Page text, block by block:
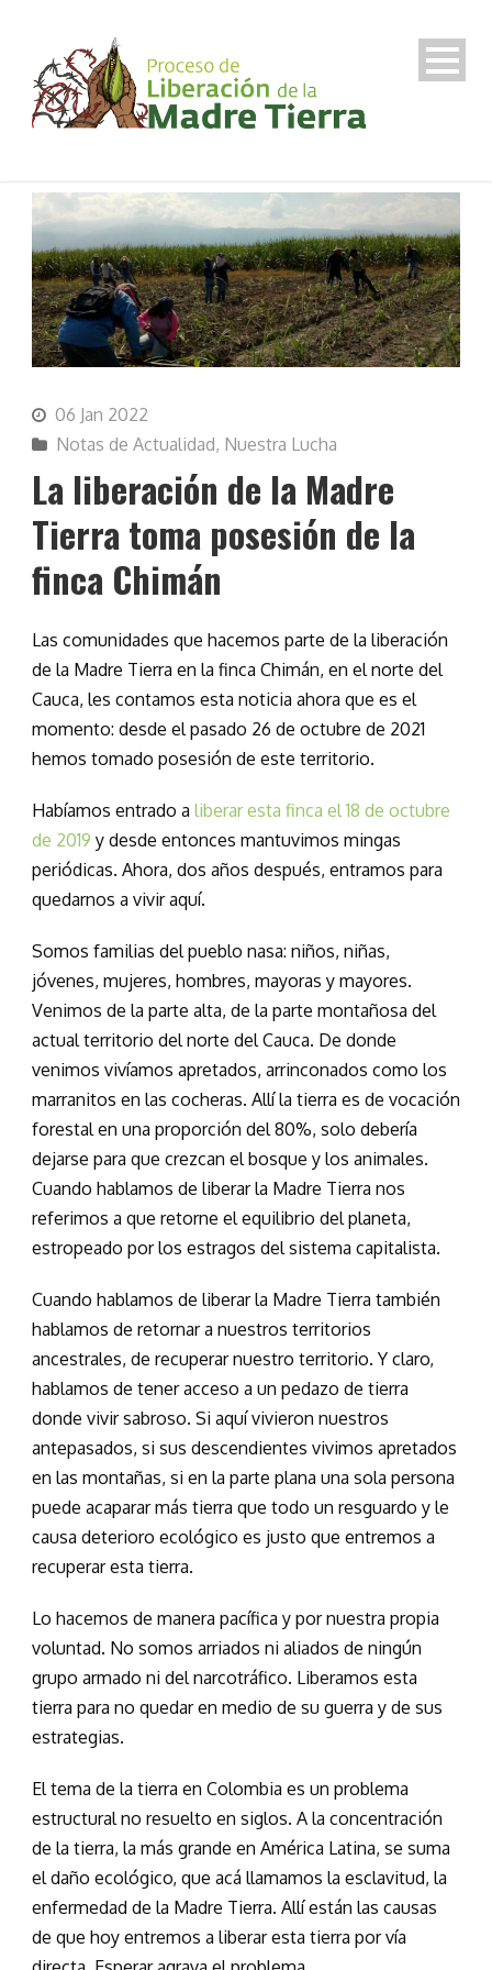
06 Jan 2022
Notas de Actualidad, Nuestra Lucha
La liberación de la Madre
Tierra toma posesión de la
finca Chimán
Las comunidades que hacemos parte de la liberación
de la Madre Tierra en la finca Chimán, en el norte del
Cauca, les contamos esta noticia ahora que es el
momento: desde el pasado 26 de octubre de 2021
hemos tomado posesión de este territorio.
Habíamos entrado a liberar esta finca el 18 de octubre
de 2019 y desde entonces mantuvimos mingas
periódicas. Ahora, dos años después, entramos para
quedarnos a vivir aquí.
Somos familias del pueblo nasa: niños, niñas,
jóvenes, mujeres, hombres, mayoras y mayores.
Venimos de la parte alta, de la parte montañosa del
actual territorio del norte del Cauca. De donde
venimos vivíamos apretados, arrinconados como los
marranitos en las cocheras. Allí la tierra es de vocación
forestal en una proporción del 80%, solo debería
dejarse para que crezcan el bosque y los animales.
Cuando hablamos de liberar la Madre Tierra nos
referimos a que retorne el equilibrio del planeta,
estropeado por los estragos del sistema capitalista.
Cuando hablamos de liberar la Madre Tierra también
hablamos de retornar a nuestros territorios
ancestrales, de recuperar nuestro territorio. Y claro,
hablamos de tener acceso a un pedazo de tierra
donde vivir sabroso. Si aquí vivieron nuestros
antepasados, si sus descendientes vivimos apretados
en las montañas, si en la parte plana una sola persona
puede acaparar más tierra que todo un resguardo y le
causa deterioro ecológico es justo que entremos a
recuperar esta tierra.
Lo hacemos de manera pacífica y por nuestra propia
voluntad. No somos arriados ni aliados de ningún
grupo armado ni del narcotráfico. Liberamos esta
tierra para no quedar en medio de su guerra y de sus
estrategias.
El tema de la tierra en Colombia es un problema
estructural no resuelto en siglos. A la concentración
de la tierra, la más grande en América Latina, se suma
el daño ecológico, que acá llamamos la esclavitud, la
enfermedad de la Madre Tierra. Allí están las causas
de que hoy entremos a liberar esta tierra por vía